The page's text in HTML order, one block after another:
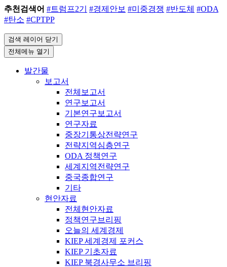
추천검색어 #트럼프2기 #경제안보 #미중경쟁 #반도체 #ODA
#탄소 #CPTPP
검색 레이어 닫기
전체메뉴 열기
발간물
보고서
전체보고서
연구보고서
기본연구보고서
연구자료
중장기통상전략연구
전략지역심층연구
ODA 정책연구
세계지역전략연구
중국종합연구
기타
현안자료
전체현안자료
정책연구브리핑
오늘의 세계경제
KIEP 세계경제 포커스
KIEP 기초자료
KIEP 북경사무소 브리핑